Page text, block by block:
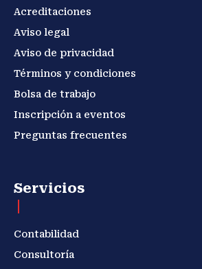
Acreditaciones
Aviso legal
Aviso de privacidad
Términos y condiciones
Bolsa de trabajo
Inscripción a eventos
Preguntas frecuentes
Servicios
Contabilidad
Consultoría